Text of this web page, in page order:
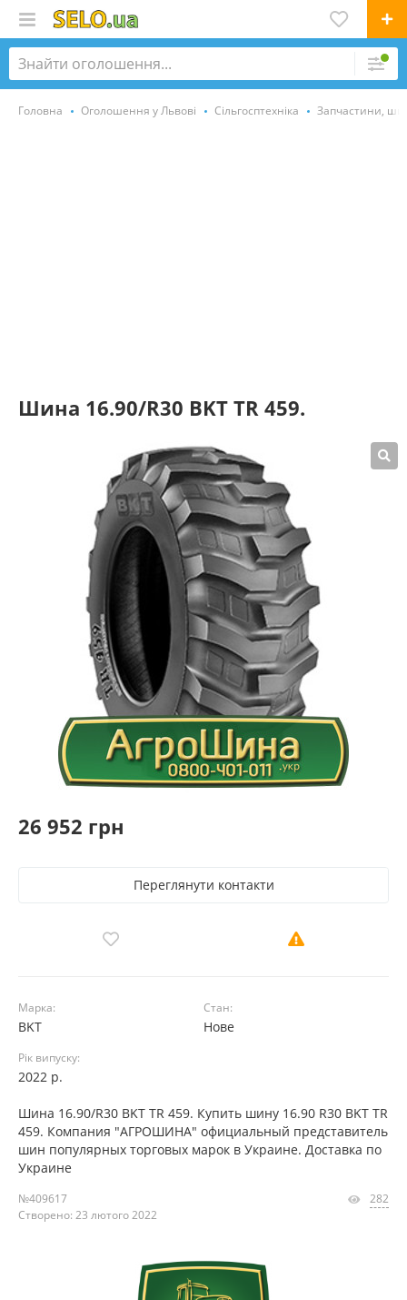
Головна Оголошення у Львові Сільгосптехніка Запчастини,
Шина 16.90/R30 BKT TR 459.
26 952 грн
Переглянути контакти
Марка:
BKT
Стан:
Нове
Рік випуску:
2022 р.
Шина 16.90/R30 BKT TR 459. Купить шину 16.90 R30 BKT TR
459. Компания "АГРОШИНА" официальный представитель
шин популярных торговых марок в Украине. Доставка по
Украине
№409617
Створено: 23 лютого 2022
282